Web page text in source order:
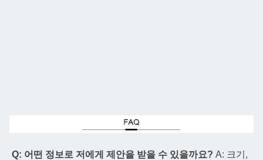
Q: 어떤 정보로 저에게 제안을 받을 수 있을까요? A: 크기,